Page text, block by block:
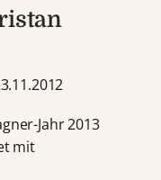
Jahr 2013
mit